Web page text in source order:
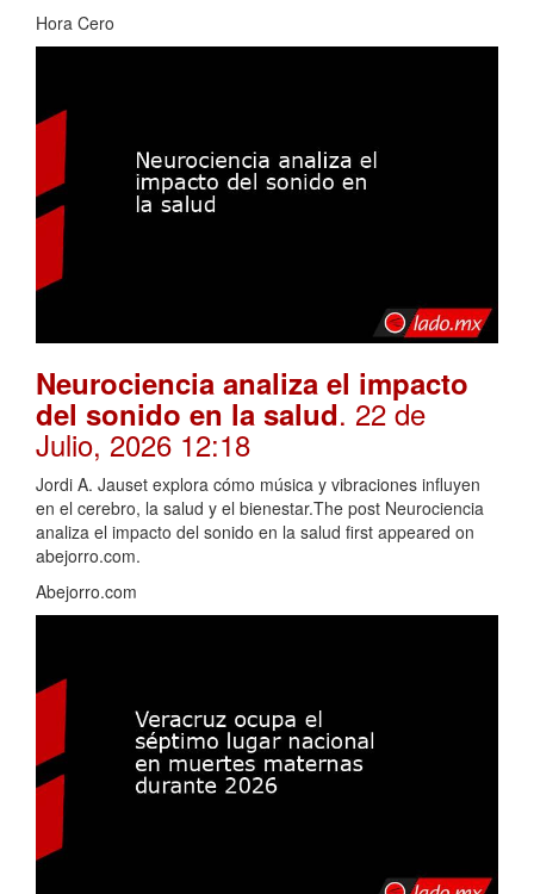
Hora Cero
Neurociencia analiza el impacto
del sonido en la salud. 22 de
Julio, 2026 12:18
Jordi A. Jauset explora cómo música y vibraciones influyen
en el cerebro, la salud y el bienestar.The post Neurociencia
analiza el impacto del sonido en la salud first appeared on
abejorro.com.
Abejorro.com